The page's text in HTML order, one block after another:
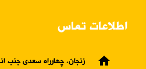
اطلاعات تماس
home
زنجان، چهارراه سعدی جنب